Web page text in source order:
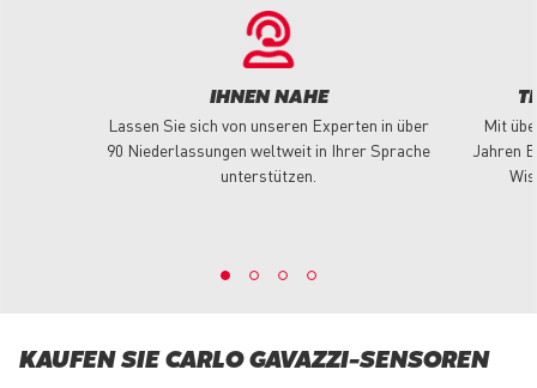
IHNEN NAHE
Lassen Sie sich von unseren Experten in über
90 Niederlassungen weltweit in Ihrer Sprache
unterstützen.
Mit
Jahren
KAUFEN SIE CARLO GAVAZZI-SENSOREN